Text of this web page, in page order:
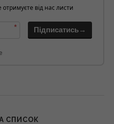
від нас листи
* Підписатись→
СПИСОК